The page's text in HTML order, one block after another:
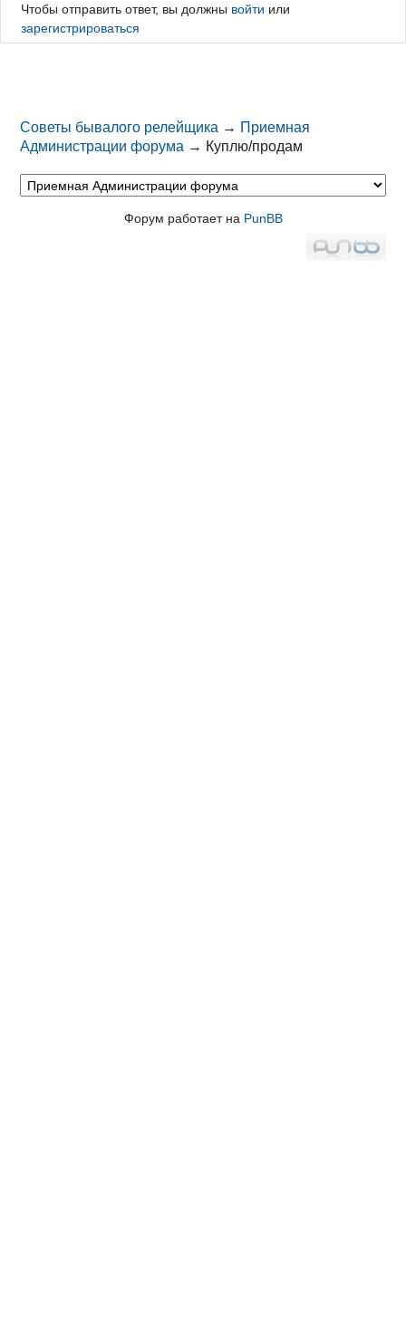
Чтобы отправить ответ, вы должны войти или
зарегистрироваться
Советы бывалого релейщика → Приемная
Администрации форума → Куплю/продам
Форум работает на PunBB